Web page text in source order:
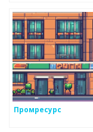
Промресурс